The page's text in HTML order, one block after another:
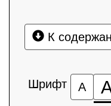
К
Шрифт А